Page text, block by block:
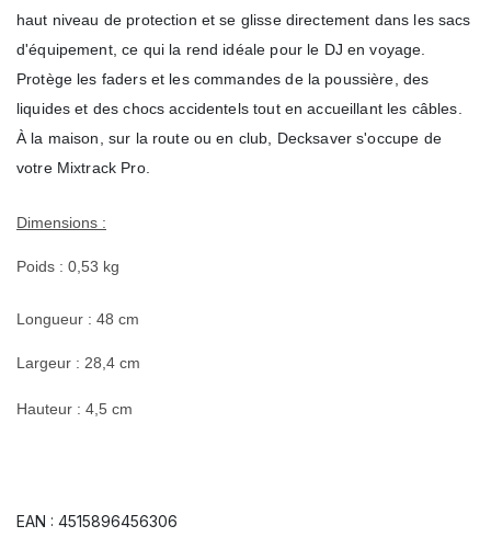
haut niveau de protection et se glisse directement dans les sacs
d'équipement, ce qui la rend idéale pour le DJ en voyage.
Protège les faders et les commandes de la poussière, des
liquides et des chocs accidentels tout en accueillant les câbles.
À la maison, sur la route ou en club, Decksaver s'occupe de
votre Mixtrack Pro.
Dimensions :
Poids : 0,53 kg
Longueur : 48 cm
Largeur : 28,4 cm
Hauteur : 4,5 cm
EAN : 4515896456306